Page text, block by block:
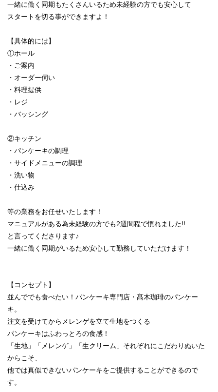
一緒に働く同期もたくさんいるため未経験の方でも安心して
スタートを切る事ができますよ！
【具体的には】
①ホール
・ご案内
・オーダー伺い
・料理提供
・レジ
・バッシング
②キッチン
・パンケーキの調理
・サイドメニューの調理
・洗い物
・仕込み
等の業務をお任せいたします！
マニュアルがある為未経験の方でも2週間程で慣れました!!
と言ってくださります♪
一緒に働く同期がいるため安心して勤務していただけます！
【コンセプト】
並んででも食べたい！パンケーキ専門店・髙木珈琲のパンケー
キ。
注文を受けてからメレンゲを立て生地をつくる
パンケーキはふわっとろの食感！
「生地」「メレンゲ」「生クリーム」それぞれにこだわりぬいた
からこそ、
他では真似できないパンケーキをご提供することができるので
す。